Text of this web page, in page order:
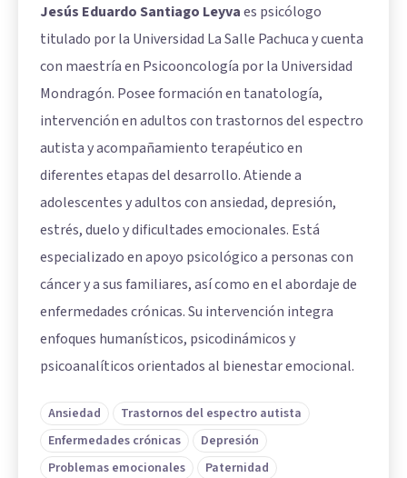
Jesús Eduardo Santiago Leyvaes psicólogo
titulado por la Universidad La Salle Pachuca y cuenta
con maestría en Psicooncología por la Universidad
Mondragón. Posee formación en tanatología,
intervención en adultos con trastornos del espectro
autista y acompañamiento terapéutico en
diferentes etapas del desarrollo. Atiende a
adolescentes y adultos con ansiedad, depresión,
estrés, duelo y dificultades emocionales. Está
especializado en apoyo psicológico a personas con
cáncer y a sus familiares, así como en el abordaje de
enfermedades crónicas. Su intervención integra
enfoques humanísticos, psicodinámicos y
psicoanalíticos orientados al bienestar emocional.
Ansiedad
Trastornos del espectro autista
Enfermedades crónicas
Depresión
Problemas emocionales
Paternidad